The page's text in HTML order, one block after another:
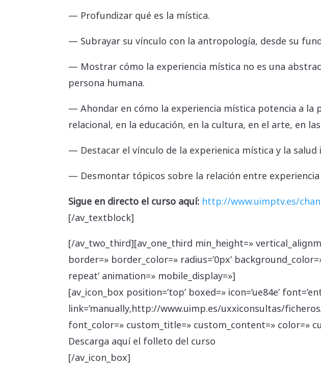
— Profundizar qué es la mística.
— Subrayar su vínculo con la antropología, desde su
— Mostrar cómo la experiencia mística no es una
persona humana.
— Ahondar en cómo la experiencia mística potencia a la
relacional, en la educación, en la cultura, en el arte, en
— Destacar el vínculo de la experienica mística y la
— Desmontar tópicos sobre la relación entre
Sigue en directo el curso aquí: http://www.uimptv.es/
[/av_textblock]
[/av_two_third][av_one_third min_height=»
border=» border_color=» radius=’0px’
repeat’ animation=» mobile_display=»]
[av_icon_box position=’top’ boxed=» icon=’ue84e’
link=’manually,http://www.uimp.es/uxxiconsultas/
font_color=» custom_title=» custom_content=» color=»
Descarga aquí el folleto del curso
[/av_icon_box]